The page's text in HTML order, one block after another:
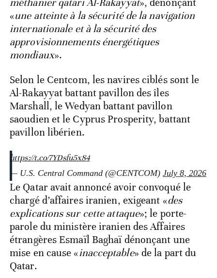
méthanier qatari Al-Rakayyat», dénonçant
«une atteinte à la sécurité de la navigation
internationale et à la sécurité des
approvisionnements énergétiques
mondiaux».
Selon le Centcom, les navires ciblés sont le
Al-Rakayyat battant pavillon des îles
Marshall, le Wedyan battant pavillon
saoudien et le Cyprus Prosperity, battant
pavillon libérien.
https://t.co/7YDsfu5x84
— U.S. Central Command (@CENTCOM) July 8, 2026
Le Qatar avait annoncé avoir convoqué le
chargé d’affaires iranien, exigeant «des
explications sur cette attaque»; le porte-
parole du ministère iranien des Affaires
étrangères Esmaïl Baghaï dénonçant une
mise en cause «inacceptable» de la part du
Qatar.